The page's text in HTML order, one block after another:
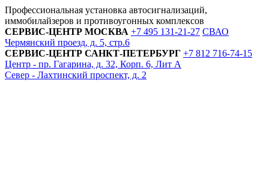
Профессиональная установка автосигнализаций,
иммобилайзеров и противоугонных комплексов
СЕРВИС-ЦЕНТР МОСКВА +7 495 131-21-27 СВАО
Чермянский проезд, д. 5, стр.6
СЕРВИС-ЦЕНТР САНКТ-ПЕТЕРБУРГ +7 812 716-74-15
Центр - пр. Гагарина, д. 32, Корп. 6, Лит А
Север - Лахтинский проспект, д. 2